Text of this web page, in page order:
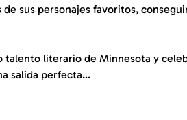
sus personajes favoritos,
literario de Minnesota y
salida perfecta…